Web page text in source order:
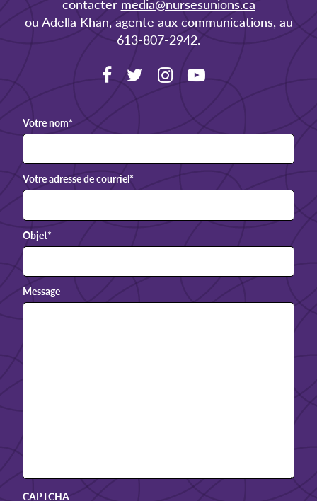
contacter media@nursesunions.ca
ou Adella Khan, agente aux communications, au
613-807-2942.
Votre nom*
Votre adresse de courriel*
Objet*
Message
CAPTCHA